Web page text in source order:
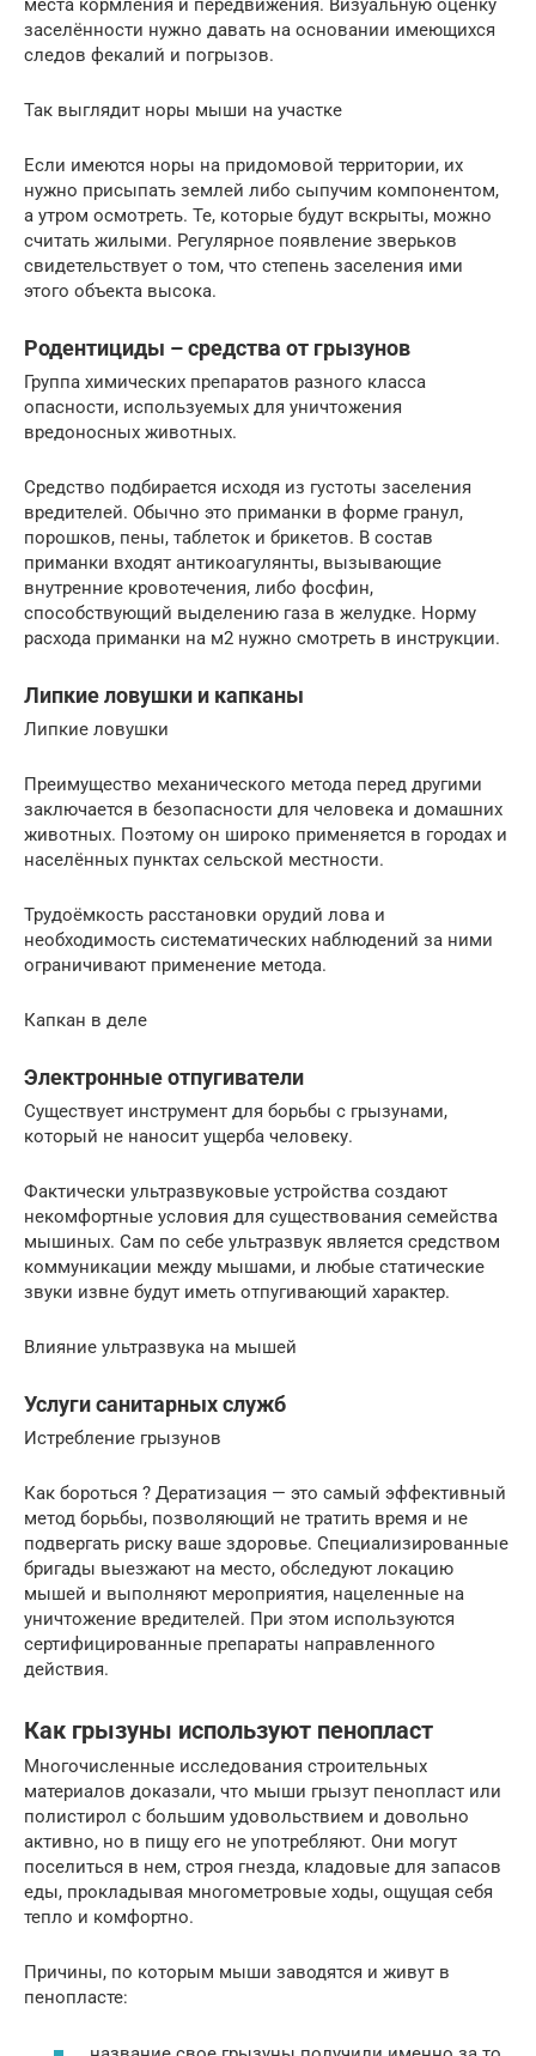
места кормления и передвижения. Визуальную оценку
заселённости нужно давать на основании имеющихся
следов фекалий и погрызов.
Так выглядит норы мыши на участке
Если имеются норы на придомовой территории, их
нужно присыпать землей либо сыпучим компонентом,
а утром осмотреть. Те, которые будут вскрыты, можно
считать жилыми. Регулярное появление зверьков
свидетельствует о том, что степень заселения ими
этого объекта высока.
Родентициды – средства от грызунов
Группа химических препаратов разного класса
опасности, используемых для уничтожения
вредоносных животных.
Средство подбирается исходя из густоты заселения
вредителей. Обычно это приманки в форме гранул,
порошков, пены, таблеток и брикетов. В состав
приманки входят антикоагулянты, вызывающие
внутренние кровотечения, либо фосфин,
способствующий выделению газа в желудке. Норму
расхода приманки на м2 нужно смотреть в инструкции.
Липкие ловушки и капканы
Липкие ловушки
Преимущество механического метода перед другими
заключается в безопасности для человека и домашних
животных. Поэтому он широко применяется в городах и
населённых пунктах сельской местности.
Трудоёмкость расстановки орудий лова и
необходимость систематических наблюдений за ними
ограничивают применение метода.
Капкан в деле
Электронные отпугиватели
Существует инструмент для борьбы с грызунами,
который не наносит ущерба человеку.
Фактически ультразвуковые устройства создают
некомфортные условия для существования семейства
мышиных. Сам по себе ультразвук является средством
коммуникации между мышами, и любые статические
звуки извне будут иметь отпугивающий характер.
Влияние ультразвука на мышей
Услуги санитарных служб
Истребление грызунов
Как бороться ? Дератизация — это самый эффективный
метод борьбы, позволяющий не тратить время и не
подвергать риску ваше здоровье. Специализированные
бригады выезжают на место, обследуют локацию
мышей и выполняют мероприятия, нацеленные на
уничтожение вредителей. При этом используются
сертифицированные препараты направленного
действия.
Как грызуны используют пенопласт
Многочисленные исследования строительных
материалов доказали, что мыши грызут пенопласт или
полистирол с большим удовольствием и довольно
активно, но в пищу его не употребляют. Они могут
поселиться в нем, строя гнезда, кладовые для запасов
еды, прокладывая многометровые ходы, ощущая себя
тепло и комфортно.
Причины, по которым мыши заводятся и живут в
пенопласте: